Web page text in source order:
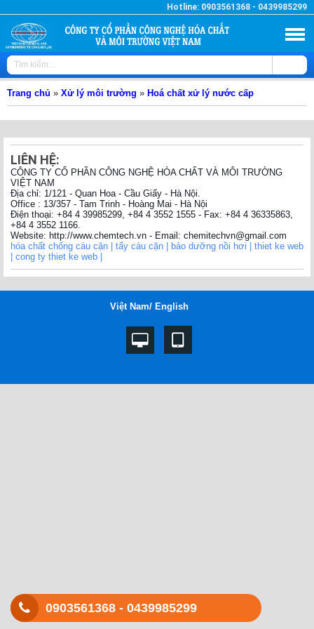
Hotline: 0903561368 - 0439985299
Hóa chất công nghiệp
Thiết bị khoa học kỹ thuật
Thiết bị làm mềm
Giới thiệu về Công ty
Dịch vụ Kỹ thuật
Tin tức
Đối tác
Trang chủ » Xử lý môi trường » Hoá chất xử lý nước cấp
LIÊN HỆ:
CÔNG TY CỔ PHẦN CÔNG NGHỆ HÓA CHẤT VÀ MÔI TRƯỜNG
VIỆT NAM
Địa chỉ: 1/121 - Quan Hoa - Cầu Giấy - Hà Nội.
Office : 13/357 - Tam Trinh - Hoàng Mai - Hà Nội
Điện thoại: +84 4 39985299, +84 4 3552 1555 - Fax: +84 4 36335863,
+84 4 3552 1166.
Website: http://www.chemtech.vn - Email: chemitechvn@gmail.com
hóa chất chống cáu cặn |
tẩy cáu cặn | bảo dưỡng nồi hơi |
thiet ke web
cong ty thiet ke web |
0903561368 - 0439985299
Việt Nam/ English